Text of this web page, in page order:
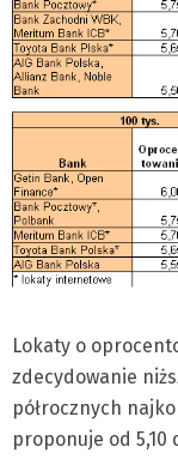
Lokaty o
zdecydowanie
półrocznych
proponuje od 5,10